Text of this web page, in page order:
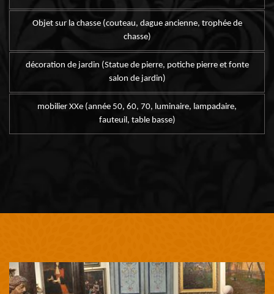
Objet sur la chasse (couteau, dague ancienne, trophée de
chasse)
décoration de jardin (Statue de pierre, potiche pierre et fonte
salon de jardin)
mobilier XXe (année 50, 60, 70, luminaire, lampadaire,
fauteuil, table basse)